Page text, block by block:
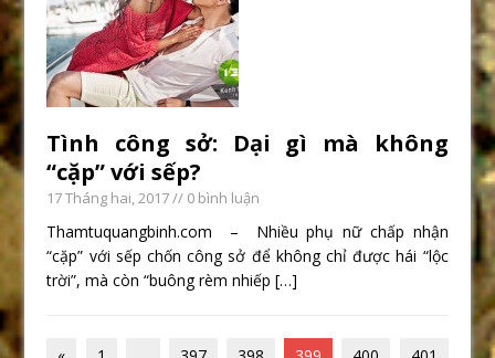
Tình công sở: Dại gì mà không
“cặp” với sếp?
17 Tháng hai, 2017// 0 bình luận
Thamtuquangbinh.com – Nhiều phụ nữ chấp nhận
“cặp” với sếp chốn công sở để không chỉ được hái “lộc
trời”, mà còn “buông rèm nhiếp[…]